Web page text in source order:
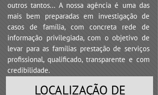
outros tantos... A nossa agência é uma das
mais bem preparadas em investigação de
casos de família, com concreta rede de
informação privilegiada, com o objetivo de
levar para as famílias prestação de serviços
profissional, qualificado, transparente e com
credibilidade.
LOCALIZAÇÃO DE